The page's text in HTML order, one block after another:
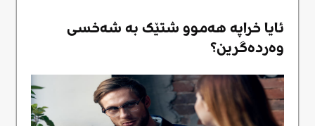
ئایا خراپە هەموو شتێک بە شەخسی
وەردەگرین؟